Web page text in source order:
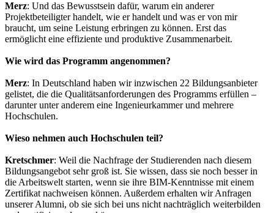
Merz: Und das Bewusstsein dafür, warum ein anderer
Projektbeteiligter handelt, wie er handelt und was er von mir
braucht, um seine Leistung erbringen zu können. Erst das
ermöglicht eine effiziente und produktive Zusammenarbeit.
Wie wird das Programm angenommen?
Merz: In Deutschland haben wir inzwischen 22 Bildungsanbieter
gelistet, die die Qualitätsanforderungen des Programms erfüllen –
darunter unter anderem eine Ingenieurkammer und mehrere
Hochschulen.
Wieso nehmen auch Hochschulen teil?
Kretschmer: Weil die Nachfrage der Studierenden nach diesem
Bildungsangebot sehr groß ist. Sie wissen, dass sie noch besser in
die Arbeitswelt starten, wenn sie ihre BIM-Kenntnisse mit einem
Zertifikat nachweisen können. Außerdem erhalten wir Anfragen
unserer Alumni, ob sie sich bei uns nicht nachträglich weiterbilden